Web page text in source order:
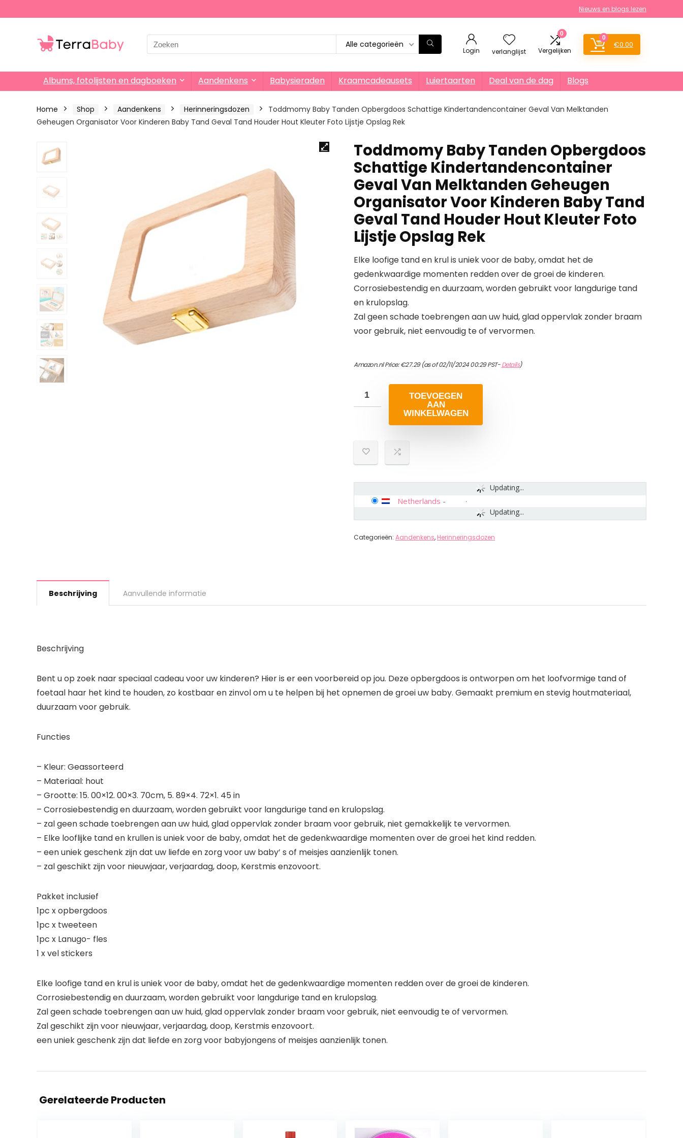
Nieuws en blogs lezen
Search
for:
Alle categorieën
Login verlanglijst
0
Vergelijken
0
€0.00
Albums, fotolijsten en dagboeken Aandenkens Babysieraden Kraamcadeausets Luiertaarten Deal van de dag Blogs
Home Shop Aandenkens Herinneringsdozen
Toddmomy Baby Tanden Opbergdoos Schattige Kindertandencontainer Geval Van Melktanden
Geheugen Organisator Voor Kinderen Baby Tand Geval Tand Houder Hout Kleuter Foto Lijstje Opslag Rek
Toddmomy Baby Tanden Opbergdoos
Schattige Kindertandencontainer
Geval Van Melktanden Geheugen
Organisator Voor Kinderen Baby Tand
Geval Tand Houder Hout Kleuter Foto
Lijstje Opslag Rek
Elke loofige tand en krul is uniek voor de baby, omdat het de
gedenkwaardige momenten redden over de groei de kinderen.
Corrosiebestendig en duurzaam, worden gebruikt voor langdurige tand
en krulopslag.
Zal geen schade toebrengen aan uw huid, glad oppervlak zonder braam
voor gebruik, niet eenvoudig te of vervormen.
Amazon.nl Price:€27.29(as of 02/11/2024 00:29 PST-Details)
TOEVOEGEN
AAN
WINKELWAGEN
Updating...
Updating...
Netherlands -
Categorieën: Aandenkens, Herinneringsdozen
Beschrijving Aanvullende informatie
Beschrijving
Bent u op zoek naar speciaal cadeau voor uw kinderen? Hier is er een voorbereid op jou. Deze opbergdoos is ontworpen om het loofvormige tand of
foetaal haar het kind te houden, zo kostbaar en zinvol om u te helpen bij het opnemen de groei uw baby. Gemaakt premium en stevig houtmateriaal,
duurzaam voor gebruik.
Functies
– Kleur: Geassorteerd
– Materiaal: hout
– Grootte: 15. 00×12. 00×3. 70cm, 5. 89×4. 72×1. 45 in
– Corrosiebestendig en duurzaam, worden gebruikt voor langdurige tand en krulopslag.
– zal geen schade toebrengen aan uw huid, glad oppervlak zonder braam voor gebruik, niet gemakkelijk te vervormen.
– Elke looflijke tand en krullen is uniek voor de baby, omdat het de gedenkwaardige momenten over de groei het kind redden.
– een uniek geschenk zijn dat uw liefde en zorg voor uw baby’ s of meisjes aanzienlijk tonen.
– zal geschikt zijn voor nieuwjaar, verjaardag, doop, Kerstmis enzovoort.
Pakket inclusief
1pc x opbergdoos
1pc x tweeteen
1pc x Lanugo- fles
1 x vel stickers
Elke loofige tand en krul is uniek voor de baby, omdat het de gedenkwaardige momenten redden over de groei de kinderen.
Corrosiebestendig en duurzaam, worden gebruikt voor langdurige tand en krulopslag.
Zal geen schade toebrengen aan uw huid, glad oppervlak zonder braam voor gebruik, niet eenvoudig te of vervormen.
Zal geschikt zijn voor nieuwjaar, verjaardag, doop, Kerstmis enzovoort.
een uniek geschenk zijn dat liefde en zorg voor babyjongens of meisjes aanzienlijk tonen.
Gerelateerde Producten